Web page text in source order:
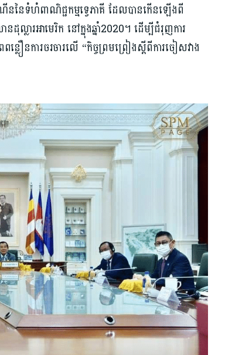
នៃទំហំពាណិជ្ជកម្មទ្វេភាគី ដែលបានកើនឡើងពី
ល្លារអាមេរិក នៅក្នុងឆ្នាំ2020។ ដើម្បីជំរុញការ
លឿនការចរចារលើ “កិច្ចព្រមព្រៀងស្តីពីការចៀសវាង